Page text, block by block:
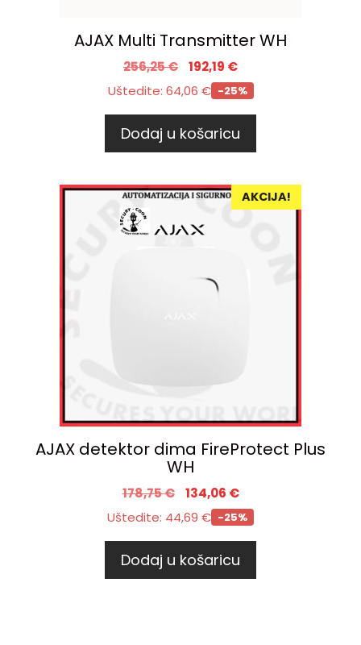
AJAX Multi Transmitter WH
256,25€ 192,19 €
Uštedite: 64,06 € -25%
Dodaj u košaricu
AKCIJA!
AJAX detektor dima FireProtect Plus
WH
178,75€ 134,06 €
Uštedite: 44,69 € -25%
Dodaj u košaricu